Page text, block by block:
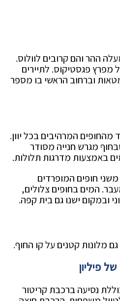
ההר והם קרובים לוולוס.
מפרץ פגסטיקוס. לתיירים
וברחוב הראשי בו מספר
המרהיבים בכל יוון.
מגרש חנייה מסודר
באמצעות מדרגות תלולות.
חופים המופרדים
המים בחופים צלולים,
ובמקום ישנו גם בית קפה.
גם מלונות קטנים על קו החוף.
פיליון
נסיעה ברכבת קריטור